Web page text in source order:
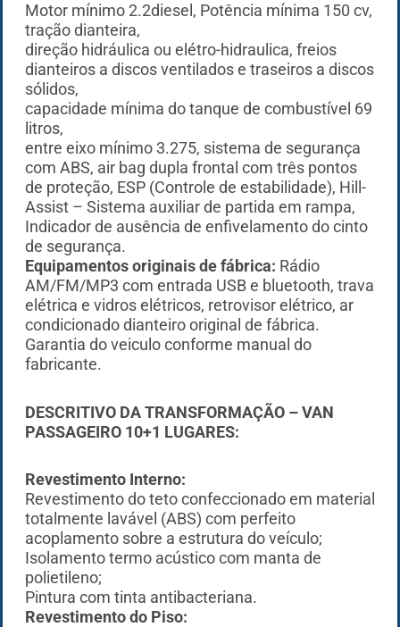
Motor mínimo 2.2diesel, Potência mínima 150 cv,
tração dianteira,
direção hidráulica ou elétro-hidraulica, freios
dianteiros a discos ventilados e traseiros a discos
sólidos,
capacidade mínima do tanque de combustível 69
litros,
entre eixo mínimo 3.275, sistema de segurança
com ABS, air bag dupla frontal com três pontos
de proteção, ESP (Controle de estabilidade), Hill-
Assist – Sistema auxiliar de partida em rampa,
Indicador de ausência de enfivelamento do cinto
de segurança.
Equipamentos originais de fábrica: Rádio
AM/FM/MP3 com entrada USB e bluetooth, trava
elétrica e vidros elétricos, retrovisor elétrico, ar
condicionado dianteiro original de fábrica.
Garantia do veiculo conforme manual do
fabricante.
DESCRITIVO DA TRANSFORMAÇÃO – VAN
PASSAGEIRO 10+1 LUGARES:
Revestimento Interno:
Revestimento do teto confeccionado em material
totalmente lavável (ABS) com perfeito
acoplamento sobre a estrutura do veículo;
Isolamento termo acústico com manta de
polietileno;
Pintura com tinta antibacteriana.
Revestimento do Piso: